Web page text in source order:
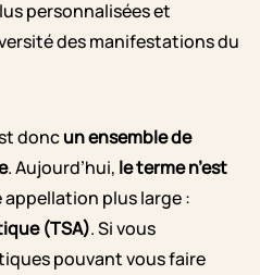
personnalisées et
des manifestations du
doncun ensemble de
. Aujourd’hui, le terme n’est
plus large :
(TSA). Si vous
pouvant vous faire